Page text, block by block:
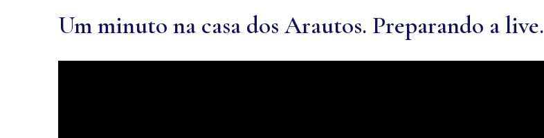
Um minuto na casa dos Arautos. Preparando a live.